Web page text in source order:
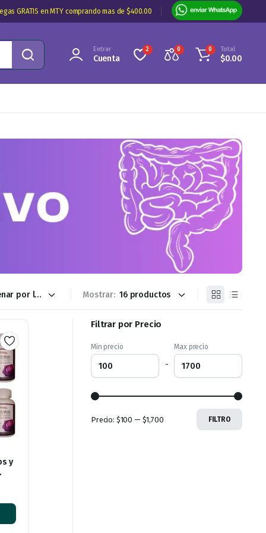
GRATIS en MTY comprando mas de $400.00
Entrar
Cuenta
2 0 0 Total
$0.00
Mostrar:
y
Filtrar por Precio
Min precio
-
Max precio
FILTRO
Precio: $100 — $1,700